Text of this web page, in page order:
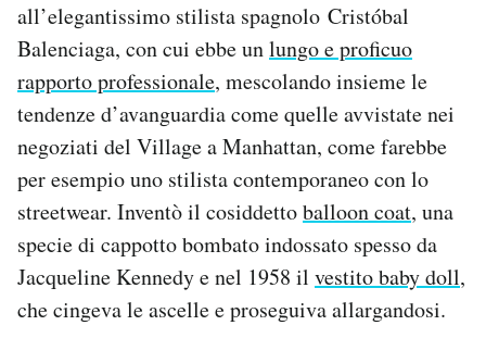
all’elegantissimo stilista spagnolo Cristóbal
Balenciaga, con cui ebbe unlungo e proficuo
rapporto professionale, mescolando insieme le
tendenze d’avanguardia come quelle avvistate nei
negoziati del Village a Manhattan, come farebbe
per esempio uno stilista contemporaneo con lo
streetwear. Inventò il cosiddettoballoon coat, una
specie di cappotto bombato indossato spesso da
Jacqueline Kennedy e nel 1958 il vestito baby doll,
che cingeva le ascelle e proseguiva allargandosi.